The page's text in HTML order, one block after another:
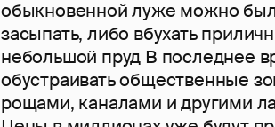
обыкновенной луже можно
засыпать, либо вбухать
небольшой пруд В последнее
обустраивать общественные
рощами, каналами и другими